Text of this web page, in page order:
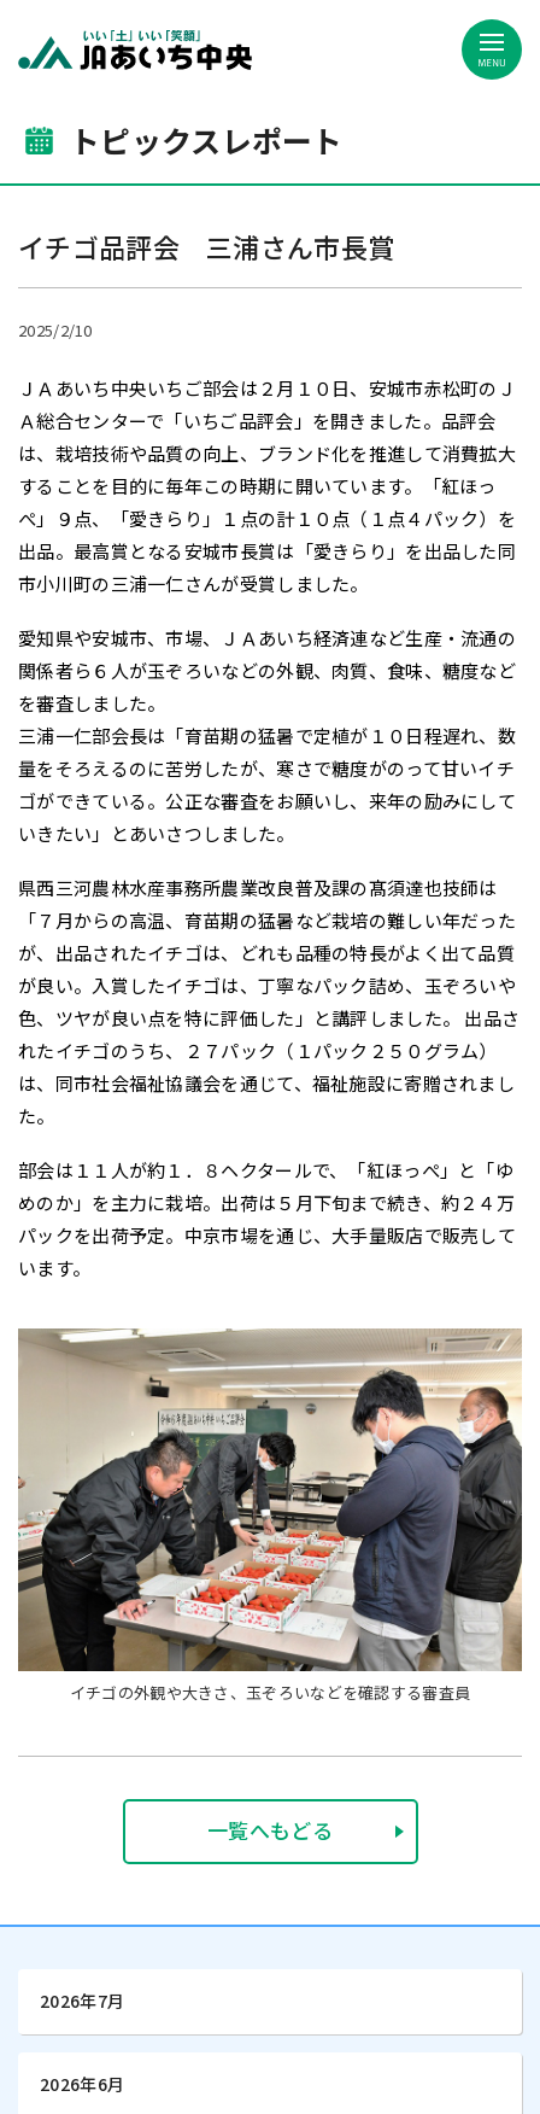
トピックスレポート
イチゴ品評会 三浦さん市長賞
2025/2/10
イチゴの外観や大きさ、玉ぞろいなどを確認する審査員
ＪＡあいち中央いちご部会は２月１０日、安城市赤松町のＪ
Ａ総合センターで「いちご品評会」を開きました。品評会
は、栽培技術や品質の向上、ブランド化を推進して消費拡大
することを目的に毎年この時期に開いています。「紅ほっ
ぺ」９点、「愛きらり」１点の計１０点（１点４パック）を
出品。最高賞となる安城市長賞は「愛きらり」を出品した同
市小川町の三浦一仁さんが受賞しました。
愛知県や安城市、市場、ＪＡあいち経済連など生産・流通の
関係者ら６人が玉ぞろいなどの外観、肉質、食味、糖度など
を審査しました。
三浦一仁部会長は「育苗期の猛暑で定植が１０日程遅れ、数
量をそろえるのに苦労したが、寒さで糖度がのって甘いイチ
ゴができている。公正な審査をお願いし、来年の励みにして
いきたい」とあいさつしました。
県西三河農林水産事務所農業改良普及課の髙須達也技師は
「７月からの高温、育苗期の猛暑など栽培の難しい年だった
が、出品されたイチゴは、どれも品種の特長がよく出て品質
が良い。入賞したイチゴは、丁寧なパック詰め、玉ぞろいや
色、ツヤが良い点を特に評価した」と講評しました。 出品さ
れたイチゴのうち、２７パック（１パック２５０グラム）
は、同市社会福祉協議会を通じて、福祉施設に寄贈されまし
た。
部会は１１人が約１．８ヘクタールで、「紅ほっぺ」と「ゆ
めのか」を主力に栽培。出荷は５月下旬まで続き、約２４万
パックを出荷予定。中京市場を通じ、大手量販店で販売して
います。
一覧へもどる
2026年7月
2026年6月